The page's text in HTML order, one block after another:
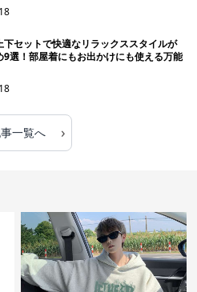
下セットで快適なリラックススタイルが
9選！部屋着にもお出かけにも使える万能
一覧へ ›